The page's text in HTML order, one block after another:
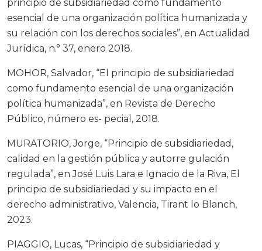
principio de subsidiariedad como fundamento
esencial de una organización política humanizada y
su relación con los derechos sociales”, en Actualidad
Jurídica, n.° 37, enero 2018.
MOHOR, Salvador, “El principio de subsidiariedad
como fundamento esencial de una organización
política humanizada”, en Revista de Derecho
Público, número es- pecial, 2018.
MURATORIO, Jorge, “Principio de subsidiariedad,
calidad en la gestión pública y autorre gulación
regulada”, en José Luis Lara e Ignacio de la Riva, El
principio de subsidiariedad y su impacto en el
derecho administrativo, Valencia, Tirant lo Blanch,
2023.
PIAGGIO, Lucas, “Principio de subsidiariedad y